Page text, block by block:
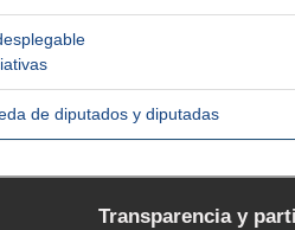
de diputados y diputadas
Transparencia y